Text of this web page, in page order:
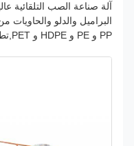
البراميل والدلو والحاويات من